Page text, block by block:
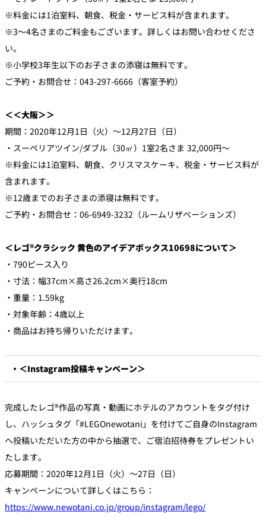
※料金には1泊室料、朝食、税金・サービス料が含まれます。
※3～4名さまのご料金もございます。詳しくはお問い合わせくださ
い。
※小学校3年生以下のお子さまの添寝は無料です。
ご予約・お問合せ：043-297-6666（客室予約）
＜＜大阪＞＞
期間：2020年12月1日（火）～12月27日（日）
・スーペリアツイン/ダブル（30㎡）1室2名さま 32,000円～
※料金には1泊室料、朝食、クリスマスケーキ、税金・サービス料が
含まれます。
※12歳までのお子さまの添寝は無料です。
ご予約・お問合せ：06-6949-3232（ルームリザベーションズ）
＜レゴ®クラシック 黄色のアイデアボックス10698について＞
・790ピース入り
・寸法：幅37cm×高さ26.2cm×奥行18cm
・重量：1.59kg
・対象年齢：4歳以上
・商品はお持ち帰りいただけます。
・＜Instagram投稿キャンペーン＞
完成したレゴ®作品の写真・動画にホテルのアカウントをタグ付け
し、ハッシュタグ「#LEGOnewotani」を付けてご自身のInstagram
へ投稿いただいた方の中から抽選で、ご宿泊招待券をプレゼントい
たします。
応募期間：2020年12月1日（火）～27日（日）
キャンペーンについて詳しくはこちら：
https://www.newotani.co.jp/group/instagram/lego/